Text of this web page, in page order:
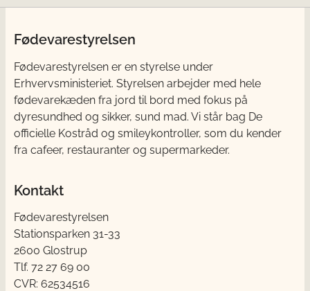
Fødevarestyrelsen
Fødevarestyrelsen er en styrelse under
Erhvervsministeriet. Styrelsen arbejder med hele
fødevarekæden fra jord til bord med fokus på
dyresundhed og sikker, sund mad. Vi står bag De
officielle Kostråd og smileykontroller, som du kender
fra cafeer, restauranter og supermarkeder.
Kontakt
Fødevarestyrelsen
Stationsparken 31-33
2600 Glostrup
Tlf. 72 2​​​7 69 00
CVR: 62534516